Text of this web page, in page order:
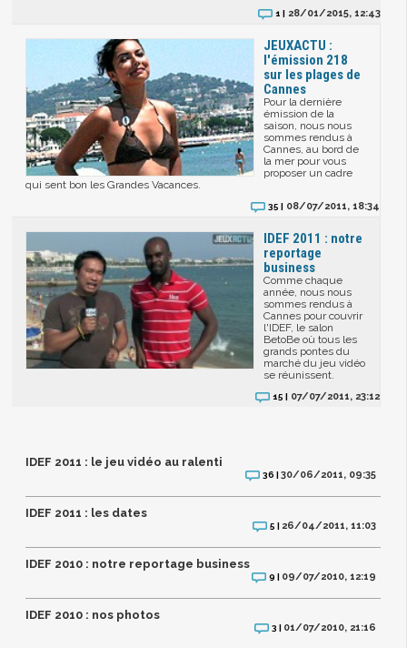
1 | 28/01/2015, 12:43
JEUXACTU :
l'émission 218
sur les plages de
Cannes
Pour la dernière
émission de la
saison, nous nous
sommes rendus à
Cannes, au bord de
la mer pour vous
proposer un cadre
qui sent bon les Grandes Vacances.
35 |08/07/2011, 18:34
IDEF 2011 : notre
reportage
business
Comme chaque
année, nous nous
sommes rendus à
Cannes pour couvrir
l'IDEF, le salon
BetoBe où tous les
grands pontes du
marché du jeu vidéo
se réunissent.
15 | 07/07/2011, 23:12
IDEF 2011 : le jeu vidéo au ralenti
36 |30/06/2011, 09:35
IDEF 2011 : les dates
5 | 26/04/2011, 11:03
IDEF 2010 : notre reportage business
9 | 09/07/2010, 12:19
IDEF 2010 : nos photos
3 | 01/07/2010, 21:16